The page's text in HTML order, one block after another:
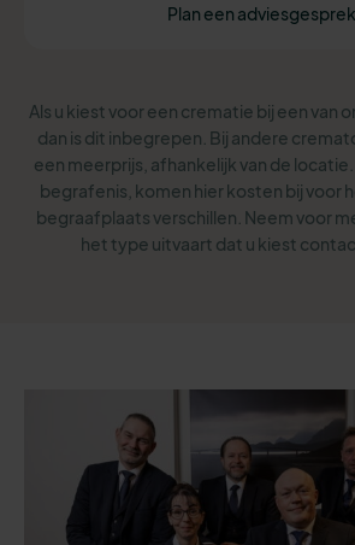
Plan een adviesgesprek
Als u kiest voor een crematie bij een van
dan is dit inbegrepen. Bij andere
een meerprijs, afhankelijk van de
begrafenis, komen hier kosten bij voor
begraafplaats verschillen. Neem voor
het type uitvaart dat u kiest